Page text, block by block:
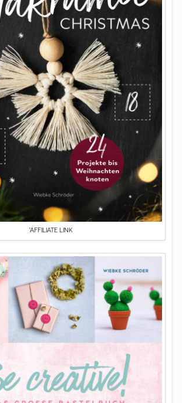
*AFFILIATE LINK